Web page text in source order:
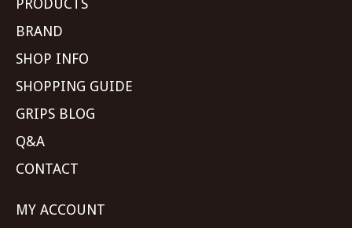
PRODUCTS
BRAND
SHOP INFO
SHOPPING GUIDE
GRIPS BLOG
Q&A
CONTACT
MY ACCOUNT